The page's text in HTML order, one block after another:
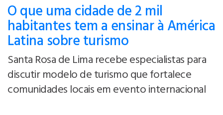
O que uma cidade de 2 mil
habitantes tem a ensinar à América
Latina sobre turismo
Santa Rosa de Lima recebe especialistas para
discutir modelo de turismo que fortalece
comunidades locais em evento internacional